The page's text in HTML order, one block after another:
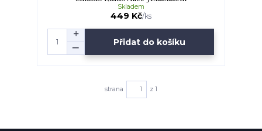
449 Kč/ks
Skladem
Přidat do košíku
strana z 1